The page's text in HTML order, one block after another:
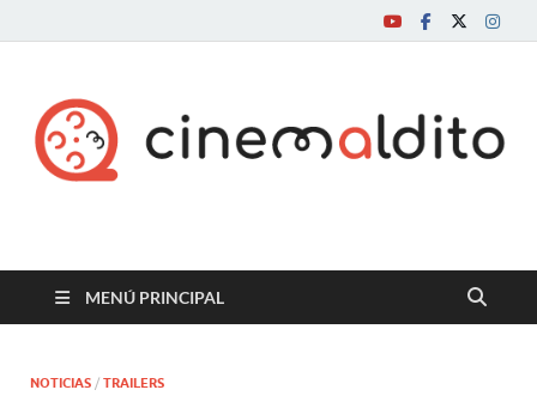
Cine maldito
MENÚ PRINCIPAL
NOTICIAS / TRAILERS